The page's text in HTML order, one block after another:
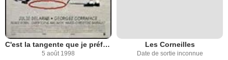
C'est la tangente que je préfère
5 août 1998
Les Corneilles
Date de sortie inconnue